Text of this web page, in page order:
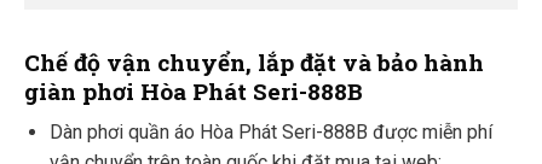
Chế độ vận chuyển, lắp đặt và bảo hành
giàn phơi Hòa Phát Seri-888B
Dàn phơi quần áo Hòa Phát Seri-888B được miễn phí